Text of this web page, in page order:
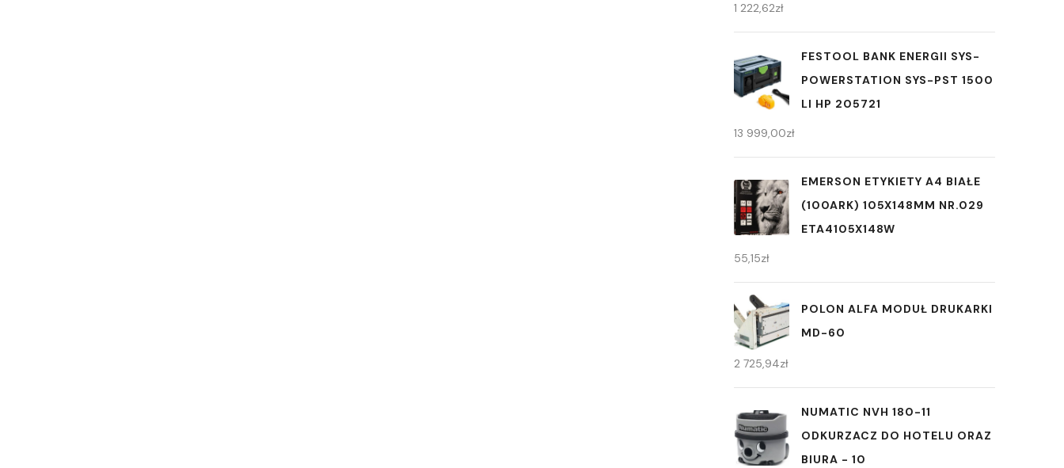
1 222,62zł
FESTOOL BANK ENERGII SYS-
POWERSTATION SYS-PST 1500
LI HP 205721
13 999,00zł
EMERSON ETYKIETY A4 BIAŁE
(100ARK) 105X148MM NR.029
ETA4105X148W
55,15zł
POLON ALFA MODUŁ DRUKARKI
MD-60
2 725,94zł
NUMATIC NVH 180-11
ODKURZACZ DO HOTELU ORAZ
BIURA - 10